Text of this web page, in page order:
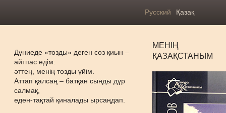
Русский Қазақ
Дүниеде «тозды» деген сөз қиын –
айтпас едім:
әттең, менің тозды үйім.
Аттап қалсаң – батқан сынды дүр
салмақ,
еден-тақтай қиналады ырсаңдап.
МЕНІҢ
ҚАЗАҚСТАНЫМ